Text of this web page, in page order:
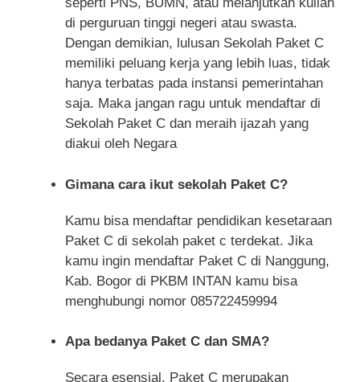
di perguruan tinggi negeri atau swasta.
Dengan demikian, lulusan Sekolah Paket C
memiliki peluang kerja yang lebih luas, tidak
hanya terbatas pada instansi pemerintahan
saja. Maka jangan ragu untuk mendaftar di
Sekolah Paket C dan meraih ijazah yang
diakui oleh Negara
Gimana cara ikut sekolah Paket C?
Kamu bisa mendaftar pendidikan kesetaraan
Paket C di sekolah paket c terdekat. Jika
kamu ingin mendaftar Paket C di Nanggung,
Kab. Bogor di PKBM INTAN kamu bisa
menghubungi nomor 085722459994
Apa bedanya Paket C dan SMA?
Secara esensial, Paket C merupakan